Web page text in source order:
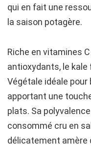
qui en fait une
la saison potagère.
Riche en vitamines
antioxydants, le
Végétale idéale
apportant une
plats. Sa
consommé cru en
délicatement amère